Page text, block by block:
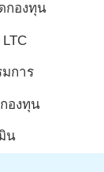
กองทุน
การ
องทุน
น